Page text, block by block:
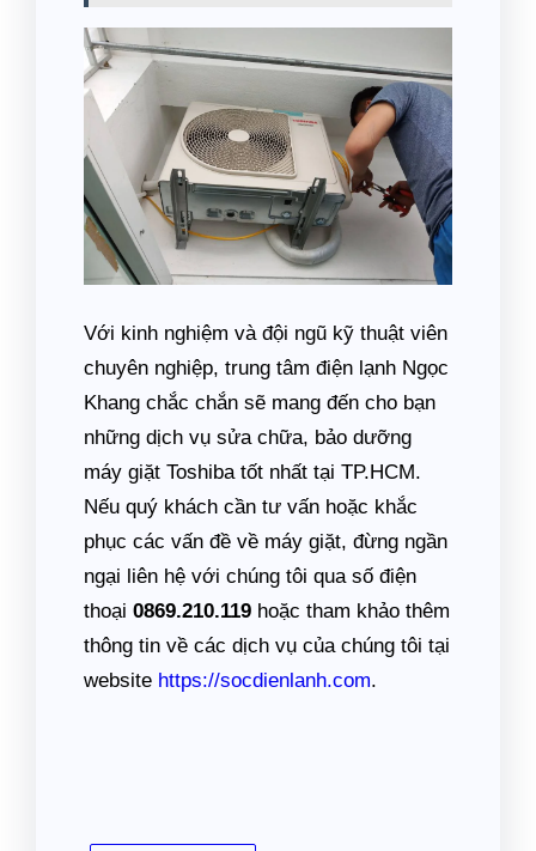
Với kinh nghiệm và đội ngũ kỹ thuật viên
chuyên nghiệp, trung tâm điện lạnh Ngọc
Khang chắc chắn sẽ mang đến cho bạn
những dịch vụ sửa chữa, bảo dưỡng
máy giặt Toshiba tốt nhất tại TP.HCM.
Nếu quý khách cần tư vấn hoặc khắc
phục các vấn đề về máy giặt, đừng ngần
ngại liên hệ với chúng tôi qua số điện
thoại 0869.210.119 hoặc tham khảo thêm
thông tin về các dịch vụ của chúng tôi tại
website https://socdienlanh.com.